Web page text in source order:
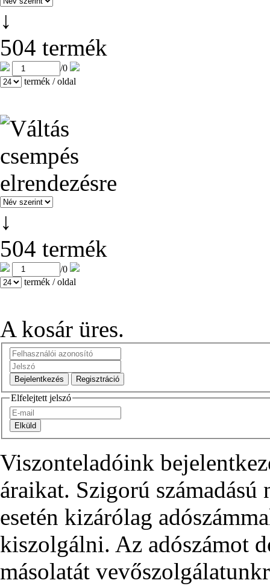
↓
504 termék
/0
termék / oldal
↓
504 termék
/0
termék / oldal
A kosár üres.
Elfelejtett jelszó
Viszonteladóink
áraikat. Szigorú
esetén kizárólag
kiszolgálni. Az adószámot
másolatát